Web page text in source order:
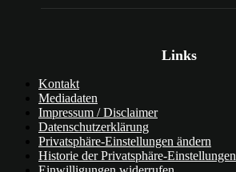
Links
Kontakt
Mediadaten
Impressum / Disclaimer
Datenschutzerklärung
Privatsphäre-Einstellungen ändern
Historie der Privatsphäre-Einstellungen